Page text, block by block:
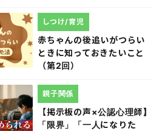
赤ちゃんの後追いがつらい
ときに知っておきたいこと
（第2回）
しつけ/育児
【掲示板の声×公認心理師】
「限界」「一人になりた
親子関係